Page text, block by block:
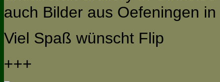
auch Bilder aus Oefeningen
Viel Spaß wünscht Flip
+++